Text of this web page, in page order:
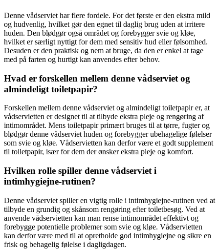
Denne vådserviet har flere fordele. For det første er den ekstra mild
og hudvenlig, hvilket gør den egnet til daglig brug uden at irritere
huden. Den blødgør også området og forebygger svie og kløe,
hvilket er særligt nyttigt for dem med sensitiv hud eller følsomhed.
Desuden er den praktisk og nem at bruge, da den er enkel at tage
med på farten og hurtigt kan anvendes efter behov.
Hvad er forskellen mellem denne vådserviet og
almindeligt toiletpapir?
Forskellen mellem denne vådserviet og almindeligt toiletpapir er, at
vådservietten er designet til at tilbyde ekstra pleje og rengøring af
intimområdet. Mens toiletpapir primært bruges til at tørre, fugter og
blødgør denne vådserviet huden og forebygger ubehagelige følelser
som svie og kløe. Vådservietten kan derfor være et godt supplement
til toiletpapir, især for dem der ønsker ekstra pleje og komfort.
Hvilken rolle spiller denne vådserviet i
intimhygiejne-rutinen?
Denne vådserviet spiller en vigtig rolle i intimhygiejne-rutinen ved at
tilbyde en grundig og skånsom rengøring efter toiletbesøg. Ved at
anvende vådservietten kan man rense intimområdet effektivt og
forebygge potentielle problemer som svie og kløe. Vådservietten
kan derfor være med til at opretholde god intimhygiejne og sikre en
frisk og behagelig følelse i dagligdagen.